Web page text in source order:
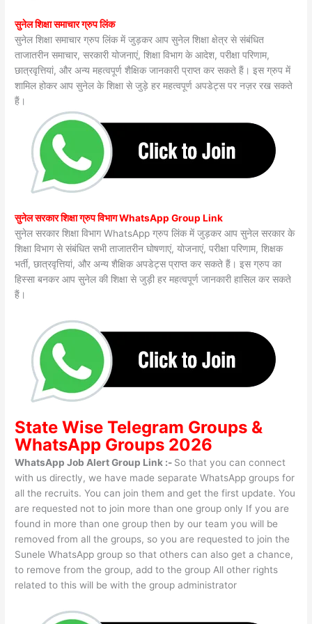
सुनेल शिक्षा समाचार ग्रुप लिंक
सुनेल शिक्षा समाचार ग्रुप लिंक में जुड़कर आप सुनेल शिक्षा क्षेत्र से संबंधित
ताजातरीन समाचार, सरकारी योजनाएं, शिक्षा विभाग के आदेश, परीक्षा परिणाम,
छात्रवृत्तियां, और अन्य महत्वपूर्ण शैक्षिक जानकारी प्राप्त कर सकते हैं। इस ग्रुप में
शामिल होकर आप सुनेल के शिक्षा से जुड़े हर महत्वपूर्ण अपडेट्स पर नज़र रख सकते
हैं।
सुनेल सरकार शिक्षा ग्रुप विभाग WhatsApp Group Link
सुनेल सरकार शिक्षा विभाग WhatsApp ग्रुप लिंक में जुड़कर आप सुनेल सरकार के
शिक्षा विभाग से संबंधित सभी ताजातरीन घोषणाएं, योजनाएं, परीक्षा परिणाम, शिक्षक
भर्ती, छात्रवृत्तियां, और अन्य शैक्षिक अपडेट्स प्राप्त कर सकते हैं। इस ग्रुप का
हिस्सा बनकर आप सुनेल की शिक्षा से जुड़ी हर महत्वपूर्ण जानकारी हासिल कर सकते
हैं।
State WiseTelegram Groups &
WhatsApp Groups 2026
WhatsApp Job Alert Group Link :- So that you can connect
with us directly, we have made separate WhatsApp groups for
all the recruits. You can join them and get the first update. You
are requested not to join more than one group only If you are
found in more than one group then by our team you will be
removed from all the groups, so you are requested to join the
Sunele WhatsApp group so that others can also get a chance,
to remove from the group, add to the group All other rights
related to this will be with the group administrator